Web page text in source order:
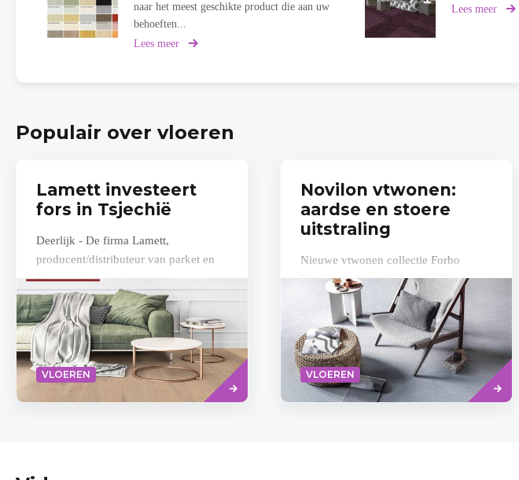
naar het meest geschikte product die aan uw
behoeften...
Lees meer
over
Lees meer
over
Populair over vloeren
Lamett investeert
fors in Tsjechië
Deerlijk - De firma Lamett,
producent/distributeur van parket en
Parquetvinyl, heeft via zijn
dochteronderneming in Tsjechië, fors
geïnvesteerd in de...
VLOEREN
meer
Novilon vtwonen:
aardse en stoere
uitstraling
Nieuwe vtwonen collectie Forbo
Flooring helemaal ‘on trend’!Forbo
Flooring en vtwonen introduceren
deze maand de allereerste Belgische
Novilon vtwonen...
VLOEREN
Lees
meer